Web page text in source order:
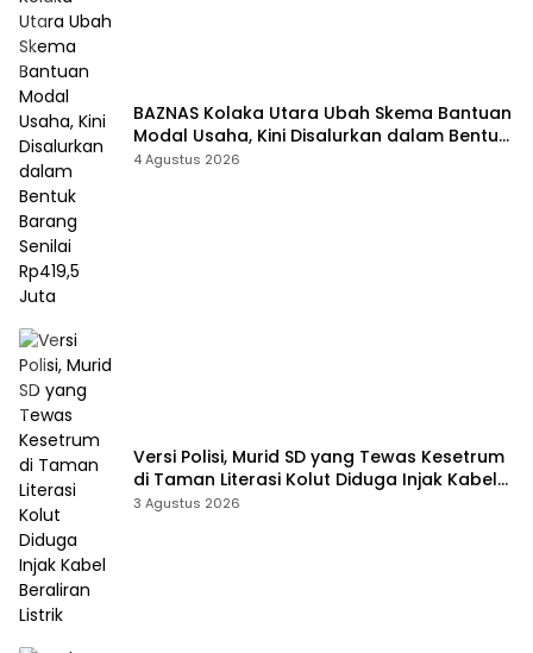
BAZNAS Kolaka Utara Ubah Skema Bantuan
Modal Usaha, Kini Disalurkan dalam Bentuk
Barang Senilai Rp419,5 Juta
4 Agustus 2026
Versi Polisi, Murid SD yang Tewas Kesetrum
di Taman Literasi Kolut Diduga Injak Kabel
Beraliran Listrik
3 Agustus 2026